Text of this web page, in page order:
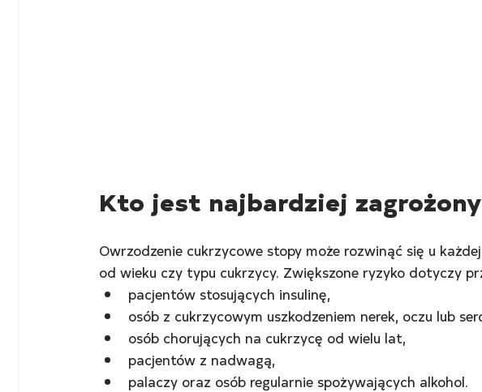
Kto jest najbardziej
Owrzodzenie cukrzycowe stopy może rozwinąć się u
od wieku czy typu cukrzycy. Zwiększone ryzyko dotyczy
pacjentów stosujących insulinę,
osób z cukrzycowym uszkodzeniem nerek, oczu lub
osób chorujących na cukrzycę od wielu lat,
pacjentów z nadwagą,
palaczy oraz osób regularnie spożywających alkohol.